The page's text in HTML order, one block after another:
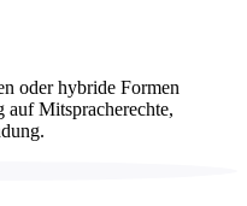
oder hybride Formen
auf Mitspracherechte,